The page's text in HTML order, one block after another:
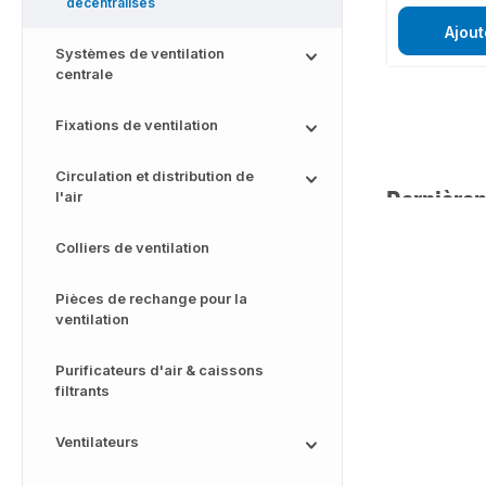
Systèmes de ventilation
centrale
Fixations de ventilation
Circulation et distribution de
l'air
Colliers de ventilation
Pièces de rechange pour la
ventilation
Purificateurs d'air & caissons
filtrants
Ventilateurs